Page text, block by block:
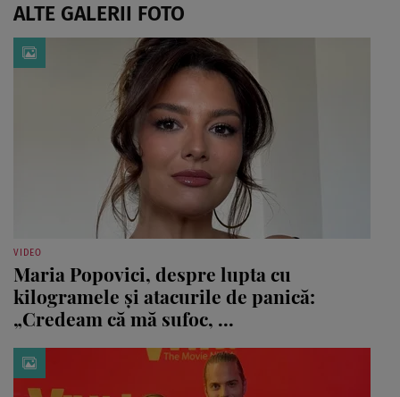
ALTE GALERII FOTO
VIDEO
Maria Popovici, despre lupta cu
kilogramele și atacurile de panică:
„Credeam că mă sufoc, ...